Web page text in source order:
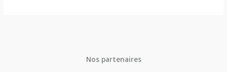
Nos partenaires